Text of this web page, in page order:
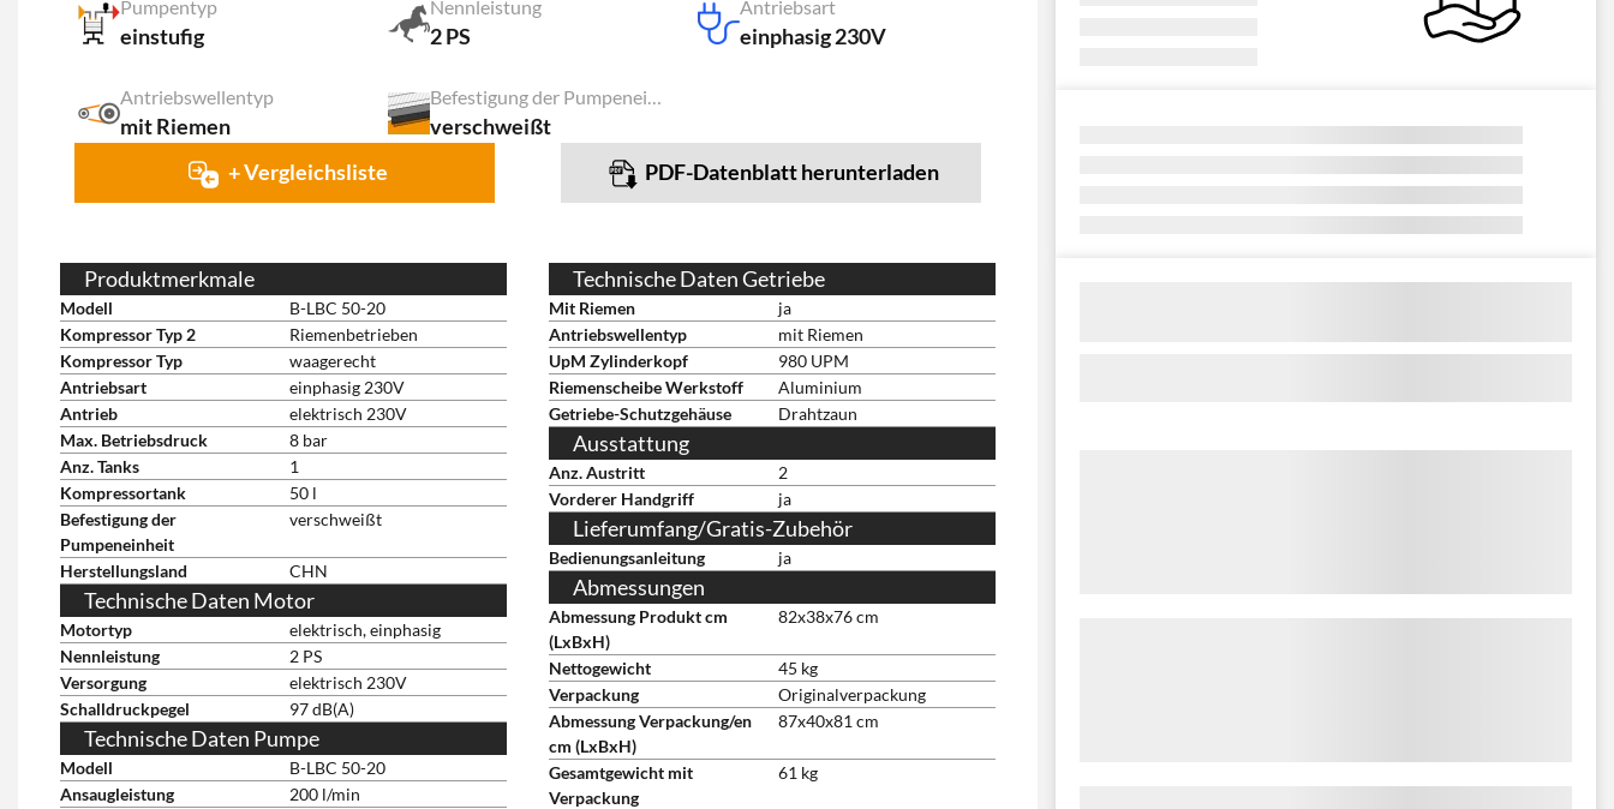
Pumpentyp
einstufig
Nennleistung
2 PS
Antriebsart
einphasig 230V
Antriebswellentyp
mit Riemen
Befestigung der Pumpeneinheit
verschweißt
+ Vergleichsliste PDF-Datenblatt herunterladen
Produktmerkmale
Modell
B-LBC 50-20
Kompressor Typ 2
Riemenbetrieben
Kompressor Typ
waagerecht
Antriebsart
einphasig 230V
Antrieb
elektrisch 230V
Max. Betriebsdruck
8 bar
Anz. Tanks
1
Kompressortank
50 l
Befestigung der
Pumpeneinheit
verschweißt
Herstellungsland CHN
Technische Daten Motor
Motortyp
elektrisch, einphasig
Nennleistung
2 PS
Versorgung
elektrisch 230V
Schalldruckpegel
97 dB(A)
Technische Daten Pumpe
Modell
B-LBC 50-20
Ansaugleistung
200 l/min
Technische Daten Getriebe
Mit Riemen
ja
Antriebswellentyp
mit Riemen
UpM Zylinderkopf
980 UPM
Riemenscheibe Werkstoff
Aluminium
Getriebe-Schutzgehäuse
Drahtzaun
Ausstattung
Anz. Austritt
2
Vorderer Handgriff
ja
Lieferumfang/Gratis-Zubehör
Bedienungsanleitung ja
Abmessungen
Abmessung Produkt cm
(LxBxH)
82x38x76 cm
Nettogewicht
45 kg
Verpackung
Originalverpackung
Abmessung Verpackung/en
cm (LxBxH)
87x40x81 cm
Gesamtgewicht mit
Verpackung
61 kg